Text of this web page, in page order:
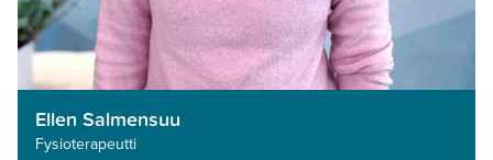
Ellen Salmensuu
Fysioterapeutti